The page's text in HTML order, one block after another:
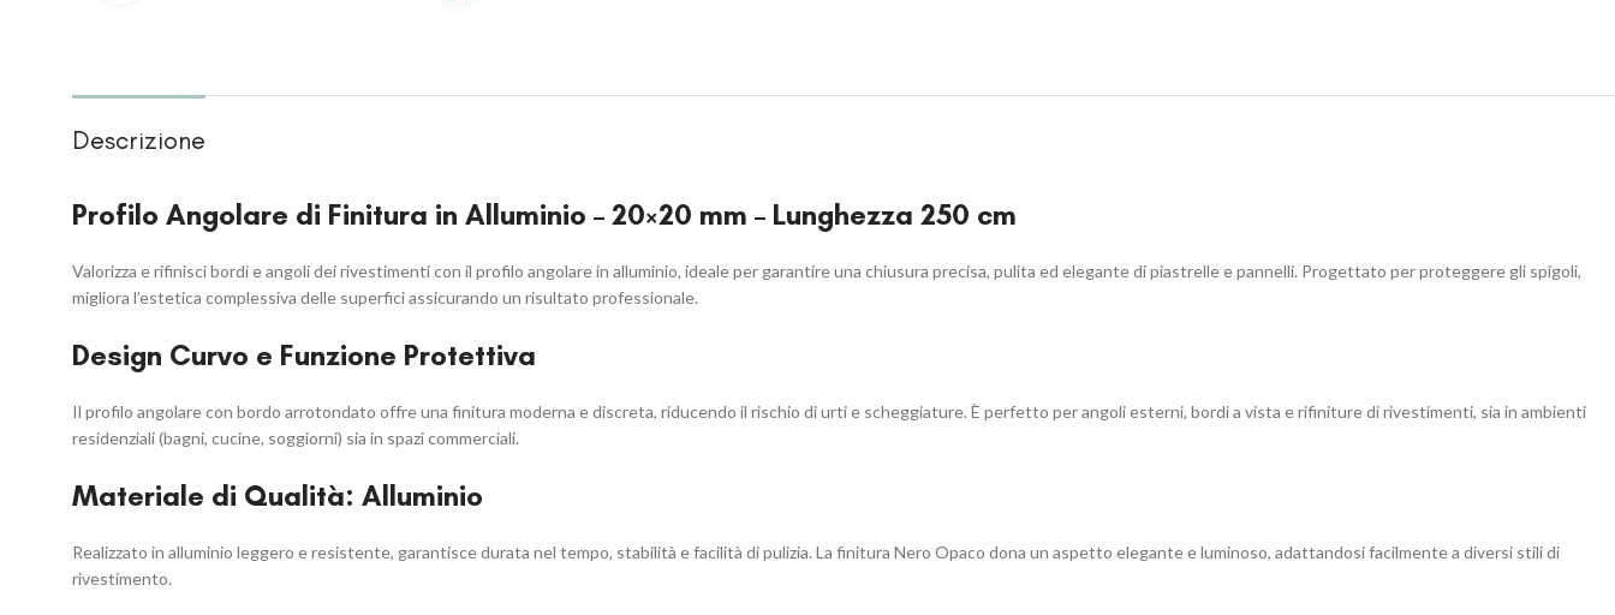
Descrizione
Profilo Angolare di Finitura in Alluminio – 20×20 mm – Lunghezza 250 cm
Valorizza e rifinisci bordi e angoli dei rivestimenti con il profilo angolare in alluminio, ideale per garantire una chiusura precisa, pulita ed elegante di piastrelle e pannelli. Progettato per proteggere gli spigoli,
migliora l’estetica complessiva delle superfici assicurando un risultato professionale.
Design Curvo e Funzione Protettiva
Il profilo angolare con bordo arrotondato offre una finitura moderna e discreta, riducendo il rischio di urti e scheggiature. È perfetto per angoli esterni, bordi a vista e rifiniture di rivestimenti, sia in ambienti
residenziali (bagni, cucine, soggiorni) sia in spazi commerciali.
Materiale di Qualità: Alluminio
Realizzato in alluminio leggero e resistente, garantisce durata nel tempo, stabilità e facilità di pulizia. La finitura Nero Opaco dona un aspetto elegante e luminoso, adattandosi facilmente a diversi stili di
rivestimento.